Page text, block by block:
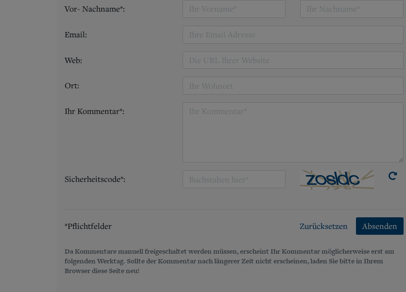
Vor- Nachname*:
Email:
Web:
Ort:
Ihr Kommentar*:
Sicherheitscode*:
*Pflichtfelder Zurücksetzen Absenden
Da Kommentare manuell freigeschaltet werden müssen, erscheint Ihr Kommentar möglicherweise erst am
folgenden Werktag. Sollte der Kommentar nach längerer Zeit nicht erscheinen, laden Sie bitte in Ihrem
Browser diese Seite neu!